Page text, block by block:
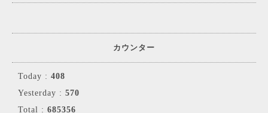
カウンター
Today : 408
Yesterday : 570
Total : 685356